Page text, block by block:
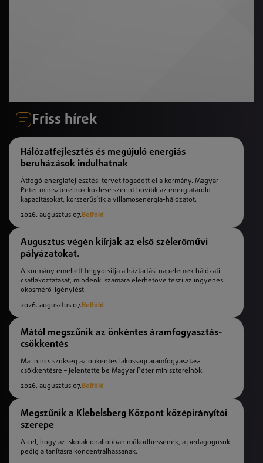
Friss hírek
Hálózatfejlesztés és megújuló energiás
beruházások indulhatnak
Átfogó energiafejlesztési tervet fogadott el a kormány. Magyar
Péter miniszterelnök közlése szerint bővítik az energiatároló
kapacitásokat, korszerűsítik a villamosenergia-hálózatot.
2026. augusztus 07.Belföld
Augusztus végén kiírják az első szélerőművi
pályázatokat.
A kormány emellett felgyorsítja a háztartási napelemek hálózati
csatlakoztatását, mindenki számára elérhetővé teszi az ingyenes
okosmérő-igénylést.
2026. augusztus 07.Belföld
Mától megszűnik az önkéntes áramfogyasztás-
csökkentés
Már nincs szükség az önkéntes lakossági áramfogyasztás-
csökkentésre – jelentette be Magyar Péter miniszterelnök.
2026. augusztus 07.Belföld
Megszűnik a Klebelsberg Központ középirányítói
szerepe
A cél, hogy az iskolák önállóbban működhessenek, a pedagógusok
pedig a tanításra koncentrálhassanak.